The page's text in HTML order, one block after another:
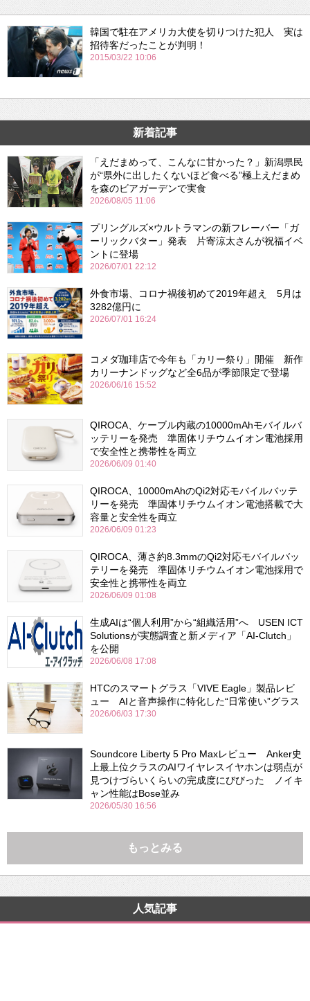
韓国で駐在アメリカ大使を切りつけた犯人 実は
招待客だったことが判明！
2015/03/22 10:06
新着記事
「えだまめって、こんなに甘かった？」新潟県民
が“県外に出したくないほど食べる”極上えだまめ
を森のビアガーデンで実食
2026/08/05 11:06
プリングルズ×ウルトラマンの新フレーバー「ガ
ーリックバター」発表 片寄涼太さんが祝福イベ
ントに登場
2026/07/01 22:12
外食市場、コロナ禍後初めて2019年超え 5月は
3282億円に
2026/07/01 16:24
コメダ珈琲店で今年も「カリー祭り」開催 新作
カリーナンドッグなど全6品が季節限定で登場
2026/06/16 15:52
QIROCA、ケーブル内蔵の10000mAhモバイルバ
ッテリーを発売 準固体リチウムイオン電池採用
で安全性と携帯性を両立
2026/06/09 01:40
QIROCA、10000mAhのQi2対応モバイルバッテ
リーを発売 準固体リチウムイオン電池搭載で大
容量と安全性を両立
2026/06/09 01:23
QIROCA、薄さ約8.3mmのQi2対応モバイルバッ
テリーを発売 準固体リチウムイオン電池採用で
安全性と携帯性を両立
2026/06/09 01:08
生成AIは“個人利用”から“組織活用”へ USEN ICT
Solutionsが実態調査と新メディア「AI-Clutch」
を公開
2026/06/08 17:08
HTCのスマートグラス「VIVE Eagle」製品レビ
ュー AIと音声操作に特化した“日常使い”グラス
2026/06/03 17:30
Soundcore Liberty 5 Pro Maxレビュー Anker史
上最上位クラスのAIワイヤレスイヤホンは弱点が
見つけづらいくらいの完成度にびびった ノイキ
ャン性能はBose並み
2026/05/30 16:56
もっとみる
人気記事